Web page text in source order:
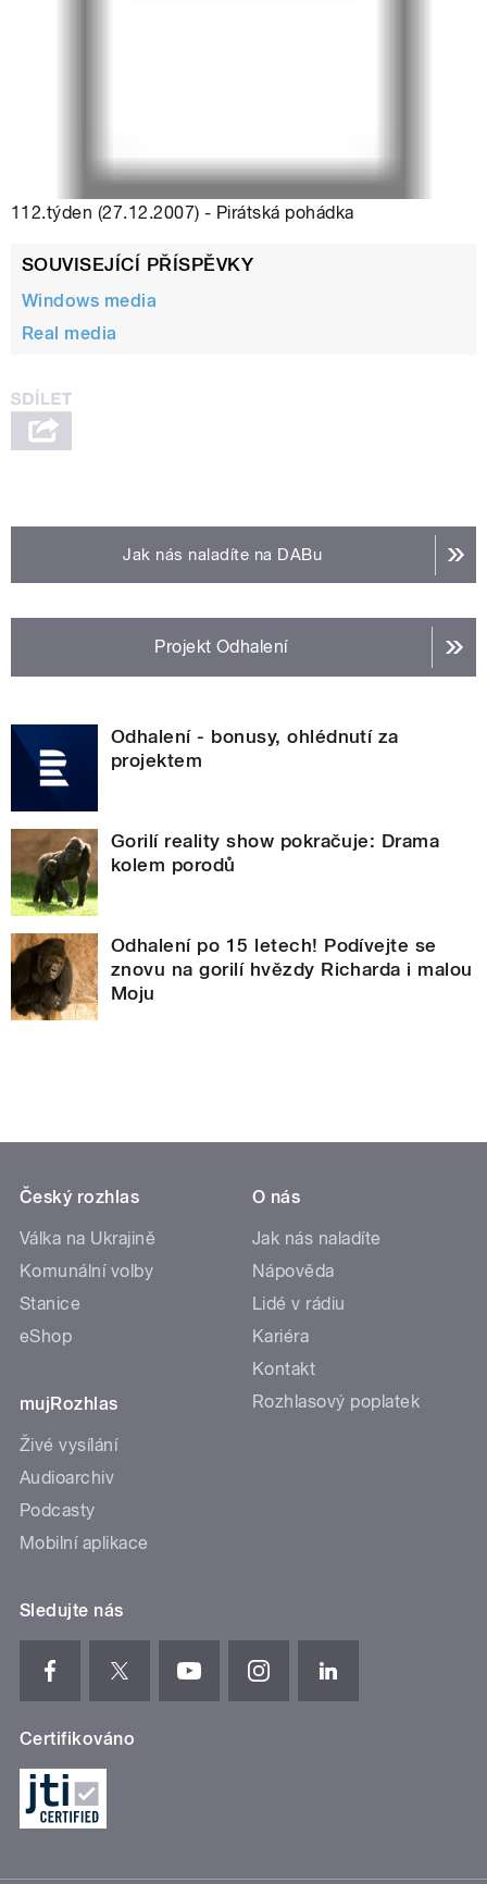
112.týden (27.12.2007) - Pirátská pohádka
SOUVISEJÍCÍ PŘÍSPĚVKY
Windows media
Real media
Jak nás naladíte na DABu
Projekt Odhalení
Odhalení - bonusy, ohlédnutí za
projektem
Gorilí reality show pokračuje: Drama
kolem porodů
Odhalení po 15 letech! Podívejte se
znovu na gorilí hvězdy Richarda i malou
Moju
Český rozhlas
Válka na Ukrajině
Komunální volby
Stanice
eShop
mujRozhlas
Živé vysílání
Audioarchiv
Podcasty
Mobilní aplikace
O nás
Jak nás naladíte
Nápověda
Lidé v rádiu
Kariéra
Kontakt
Rozhlasový poplatek
Sledujte nás
Certifikováno